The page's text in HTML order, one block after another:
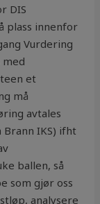
DIS
plass innenfor
Vurdering
et
må
avtales
IKS) ifht
ballen, så
som gjør oss
analysere